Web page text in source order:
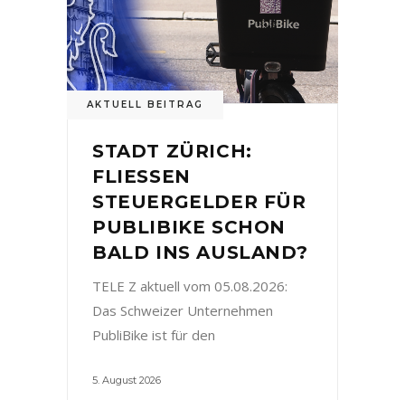
AKTUELL BEITRAG
STADT ZÜRICH:
FLIESSEN
STEUERGELDER FÜR
PUBLIBIKE SCHON
BALD INS AUSLAND?
TELE Z aktuell vom 05.08.2026:
Das Schweizer Unternehmen
PubliBike ist für den
5. August 2026